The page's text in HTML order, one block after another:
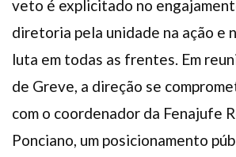
veto é explicitado no
diretoria pela unidade na ação e
luta em todas as frentes. Em
de Greve, a direção se
com o coordenador da Fenajufe
Ponciano, um posicionamento